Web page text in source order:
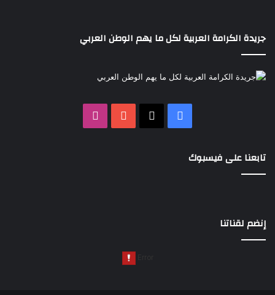
جريدة الكرامة العربية لكل ما يهم الوطن العربي
فيسبوك ‫YouTube
تابعنا على فيسبوك
إنضم لقناتنا